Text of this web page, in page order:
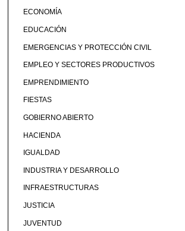
ECONOMÍA
EDUCACIÓN
EMERGENCIAS Y PROTECCIÓN CIVIL
EMPLEO Y SECTORES PRODUCTIVOS
EMPRENDIMIENTO
FIESTAS
GOBIERNO ABIERTO
HACIENDA
IGUALDAD
INDUSTRIA Y DESARROLLO
INFRAESTRUCTURAS
JUSTICIA
JUVENTUD